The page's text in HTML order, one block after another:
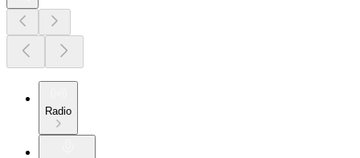
Radio